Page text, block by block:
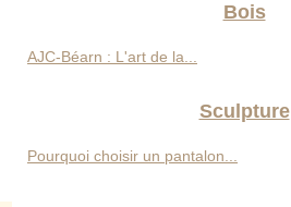
Bois
AJC-Béarn : L'art de la...
Sculpture
Pourquoi choisir un pantalon...